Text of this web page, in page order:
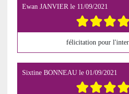
Ewan JANVIER le 11/09/2021
félicitation pour
Sixtine BONNEAU le 01/09/2021